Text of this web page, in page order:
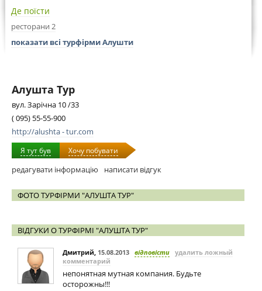
Де поїсти
ресторани 2
показати всі турфірми Алушти
Алушта Тур
вул. Зарічна 10 /33
( 095) 55-55-900
http://alushta - tur.com
Я тут був Хочу побувати
редагувати інформацію написати відгук
ФОТО ТУРФІРМИ "АЛУШТА ТУР"
ВІДГУКИ О ТУРФІРМІ "АЛУШТА ТУР"
Дмитрий, 15.08.2013 відповісти удалить ложный
комментарий
непонятная мутная компания. Будьте
осторожны!!!